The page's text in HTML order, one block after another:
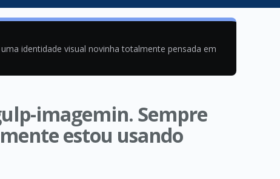
identidade visual novinha totalmente pensada em
imagemin. Sempre
estou usando